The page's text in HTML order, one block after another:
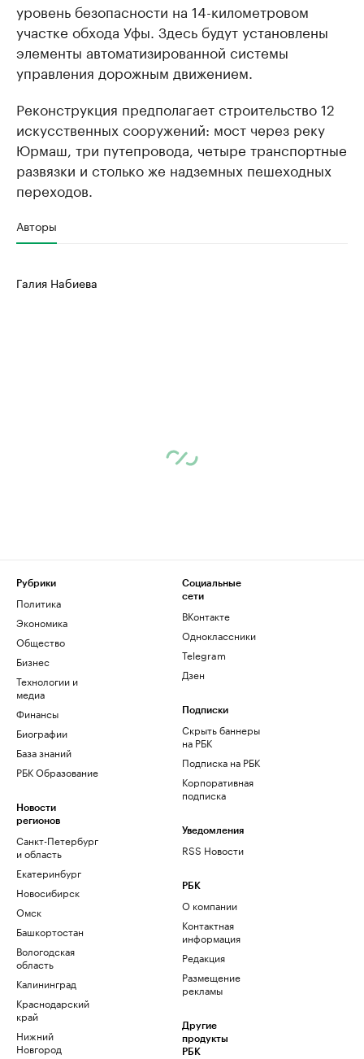
уровень безопасности на 14-километровом
участке обхода Уфы. Здесь будут установлены
элементы автоматизированной системы
управления дорожным движением.
Реконструкция предполагает строительство 12
искусственных сооружений: мост через реку
Юрмаш, три путепровода, четыре транспортные
развязки и столько же надземных пешеходных
переходов.
Авторы
Галия Набиева
Рубрики
Политика
Экономика
Общество
Бизнес
Технологии и
медиа
Финансы
Биографии
База знаний
РБК Образование
Новости
регионов
Санкт-Петербург
и область
Екатеринбург
Новосибирск
Омск
Башкортостан
Вологодская
область
Калининград
Краснодарский
край
Нижний
Новгород
Социальные
сети
ВКонтакте
Одноклассники
Telegram
Дзен
Подписки
Скрыть баннеры
на РБК
Подписка на РБК
Корпоративная
подписка
Уведомления
RSS Новости
РБК
О компании
Контактная
информация
Редакция
Размещение
рекламы
Другие
продукты
РБК